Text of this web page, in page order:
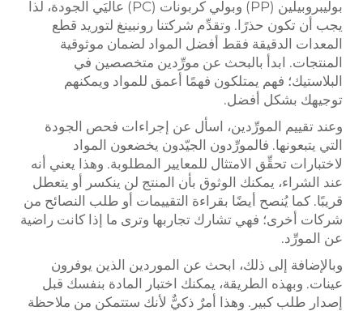
بوليبروبيلين (PP) وبولي كربونات (PC) عاليَي الجودة، لذا
يجب أن تكون حذرًا. وتقدِّم شركتنا رونبينغ لتوريد قطع
المعدات الدقيقة فقط أفضل المواد لضمان موثوقية
المنتجات. ابدأ بالبحث عن مورِّدين متخصصين في
البلاستيك؛ فهم يمتلكون فهمًا أعمق للمواد ويمكنهم
توجيهك بشكل أفضل.
وعند تقييم المورِّدين، اسأل عن إجراءات فحص الجودة
التي يتبعونها. فالمورِّدون الجيّدون يخضعون المواد
لاختبارات تحقِّق الامتثال للمعايير المطلوبة. وهذا يعني أنه
عند الشراء، يمكنك الوثوق بأن المنتج لن ينكسر أو يتعطل
قريبًا. كما يُنصح أيضًا بقراءة التقييمات أو طلب النصائح من
شركات أخرى؛ فهي تشارك تجاربها وترى ما إذا كانت راضية
عن المورِّد.
وبالإضافة إلى ذلك، ابحث عن الموردين الذين يوفرون
عينات. وبهذه الطريقة، يمكنك اختبار المادة بنفسك قبل
إصدار طلب كبير. وهذا أمرٌ ذكيٌّ لأنك ستتمكن من ملاحظة